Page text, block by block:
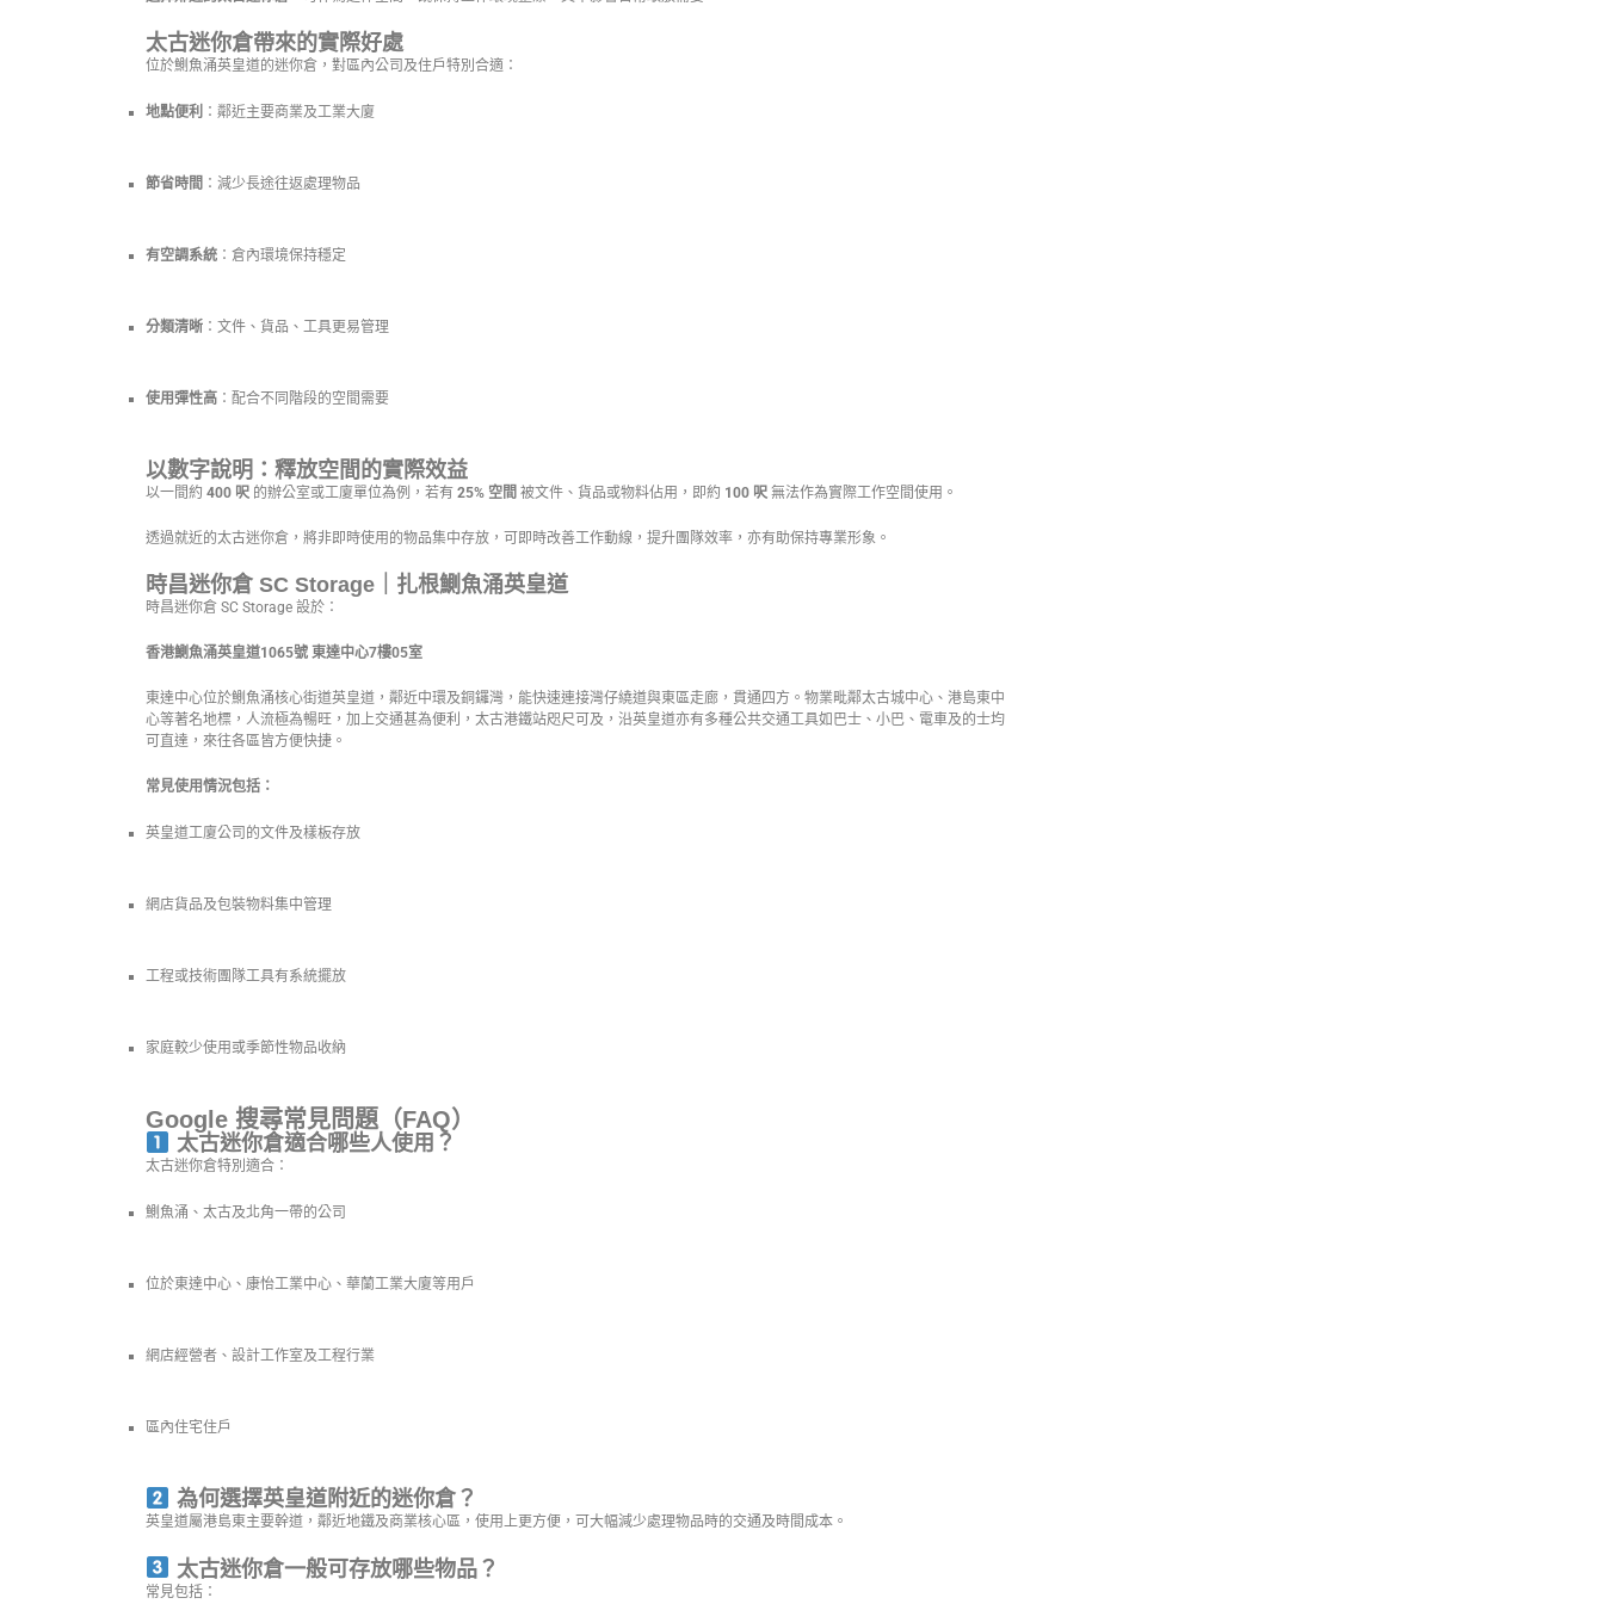
太古迷你倉帶來的實際好處
位於鰂魚涌英皇道的迷你倉，對區內公司及住戶特別合適：
地點便利 ：鄰近主要商業及工業大廈
節省時間 ：減少長途往返處理物品
有空調系統 ：倉內環境保持穩定
分類清晰 ：文件、貨品、工具更易管理
使用彈性高 ：配合不同階段的空間需要
以數字說明：釋放空間的實際效益
以一間約 400 呎 的辦公室或工廈單位為例，若有 25% 空間 被文件、貨品或物料佔用，即約 100 呎 無法作為實際工作空間使用。
透過就近的太古迷你倉，將非即時使用的物品集中存放，可即時改善工作動線，提升團隊效率，亦有助保持專業形象。
時昌迷你倉 SC Storage｜扎根鰂魚涌英皇道
時昌迷你倉 SC Storage 設於：
香港鰂魚涌英皇道1065號 東達中心7樓05室
東達中心位於鰂魚涌核心街道英皇道，鄰近中環及銅鑼灣，能快速連接灣仔繞道與東區走廊，貫通四方。物業毗鄰太古城中心、港島東中
心等著名地標，人流極為暢旺，加上交通甚為便利，太古港鐵站咫尺可及，沿英皇道亦有多種公共交通工具如巴士、小巴、電車及的士均
可直達，來往各區皆方便快捷。
常見使用情況包括：
英皇道工廈公司的文件及樣板存放
網店貨品及包裝物料集中管理
工程或技術團隊工具有系統擺放
家庭較少使用或季節性物品收納
Google 搜尋常見問題（FAQ）
太古迷你倉適合哪些人使用？
太古迷你倉特別適合：
鰂魚涌、太古及北角一帶的公司
位於東達中心、康怡工業中心、華蘭工業大廈等用戶
網店經營者、設計工作室及工程行業
區內住宅住戶
為何選擇英皇道附近的迷你倉？
英皇道屬港島東主要幹道，鄰近地鐵及商業核心區，使用上更方便，可大幅減少處理物品時的交通及時間成本。
太古迷你倉一般可存放哪些物品？
常見包括：